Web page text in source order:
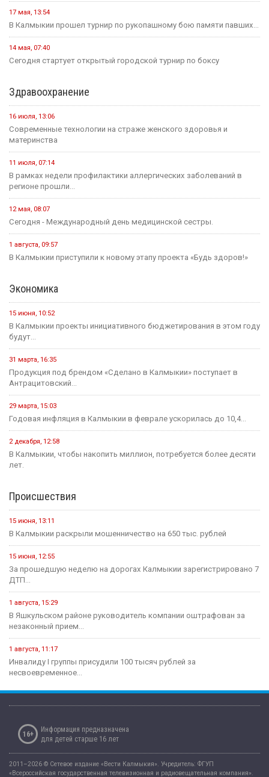
17 мая, 13:54
В Калмыкии прошел турнир по рукопашному бою памяти павших...
14 мая, 07:40
Сегодня стартует открытый городской турнир по боксу
Здравоохранение
16 июля, 13:06
Современные технологии на страже женского здоровья и
материнства
11 июля, 07:14
В рамках недели профилактики аллергических заболеваний в
регионе прошли...
12 мая, 08:07
Сегодня - Международный день медицинской сестры.
1 августа, 09:57
В Калмыкии приступили к новому этапу проекта «Будь здоров!»
Экономика
15 июня, 10:52
В Калмыкии проекты инициативного бюджетирования в этом году
будут...
31 марта, 16:35
Продукция под брендом «Сделано в Калмыкии» поступает в
Антрацитовский...
29 марта, 15:03
Годовая инфляция в Калмыкии в феврале ускорилась до 10,4...
2 декабря, 12:58
В Калмыкии, чтобы накопить миллион, потребуется более десяти
лет.
Происшествия
15 июня, 13:11
В Калмыкии раскрыли мошенничество на 650 тыс. рублей
15 июня, 12:55
За прошедшую неделю на дорогах Калмыкии зарегистрировано 7
ДТП...
1 августа, 15:29
В Яшкульском районе руководитель компании оштрафован за
незаконный прием...
1 августа, 11:17
Инвалиду I группы присудили 100 тысяч рублей за
несвоевременное...
16+
Информация предназначена
для детей старше 16 лет
2011–2026 © Сетевое издание «Вести Калмыкия». Учредитель: ФГУП
«Всероссийская государственная телевизионная и радиовещательная компания».